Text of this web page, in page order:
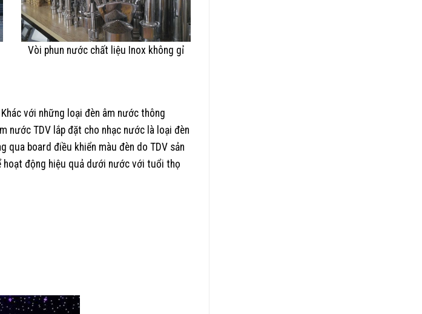
Vòi phun nước chất liệu Inox không gỉ
với những loại đèn âm nước thông
nước TDV lắp đặt cho nhạc nước là loại đèn
qua board điều khiển màu đèn do TDV sản
hoạt động hiệu quả dưới nước với tuổi thọ